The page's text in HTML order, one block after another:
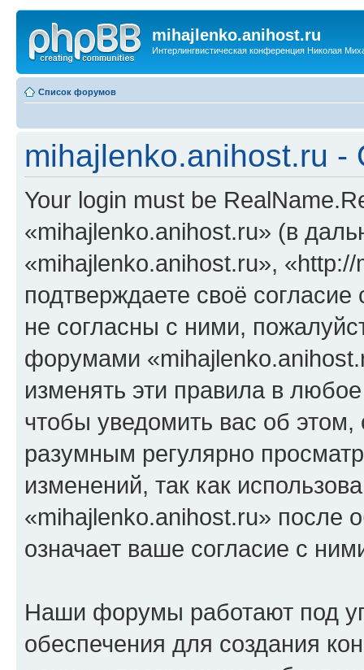
mihajlenko.anihost.ru
Интерлингвистическая конференция Николая
Список форумов
mihajlenko.anihost.ru
Your login must be
«mihajlenko.anihost.ru» (в
«mihajlenko.anihost.ru»,
подтверждаете своё
не согласны с ними,
форумами
изменять эти правила в
чтобы уведомить вас об
разумным регулярно
изменений, так как
«mihajlenko.anihost.ru» после
означает ваше согласие с
Наши форумы работают под
обеспечения для создания